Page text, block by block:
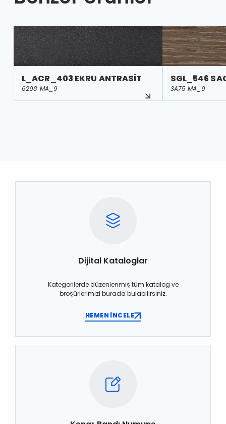
L_ACR_403 EKRU ANTRASİT
6298 MA_9
SGL_546
3A75 MA_9
Dijital Kataloglar
Kategorilerde düzenlenmiş tüm katalog ve
broşürlerimizi burada bulabilirsiniz.
HEMEN İNCELE